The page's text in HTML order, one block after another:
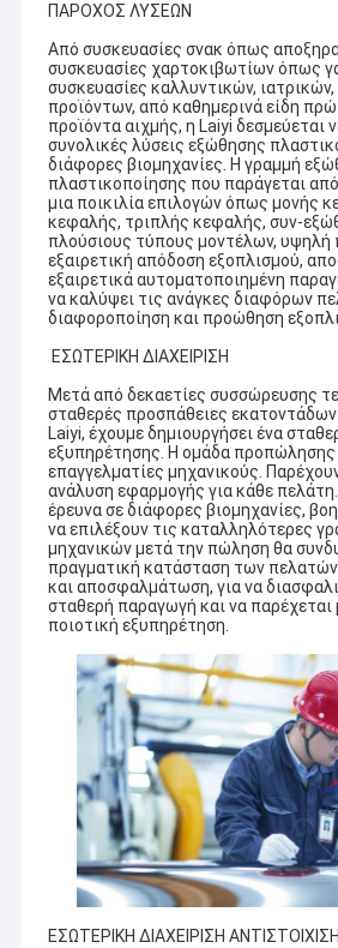
ΠΑΡΟΧΟΣ ΛΥΣΕΩΝ
Από συσκευασίες σνακ όπως
συσκευασίες χαρτοκιβωτίων όπως
συσκευασίες καλλυντικών,
προϊόντων, από καθημερινά είδη
προϊόντα αιχμής, η Laiyi δεσμεύεται
συνολικές λύσεις εξώθησης
διάφορες βιομηχανίες. Η γραμμή
πλαστικοποίησης που παράγεται
μια ποικιλία επιλογών όπως μονής
κεφαλής, τριπλής κεφαλής, συν-
πλούσιους τύπους μοντέλων, υψηλή
εξαιρετική απόδοση εξοπλισμού,
εξαιρετικά αυτοματοποιημένη
να καλύψει τις ανάγκες διαφόρων
διαφοροποίηση και προώθηση
ΕΣΩΤΕΡΙΚΗ ΔΙΑΧΕΙΡΙΣΗ
Μετά από δεκαετίες συσσώρευσης
σταθερές προσπάθειες
Laiyi, έχουμε δημιουργήσει ένα
εξυπηρέτησης. Η ομάδα προπώλησης
επαγγελματίες μηχανικούς.
ανάλυση εφαρμογής για κάθε
έρευνα σε διάφορες βιομηχανίες,
να επιλέξουν τις καταλληλότερες
μηχανικών μετά την πώληση θα
πραγματική κατάσταση των
και αποσφαλμάτωση, για να
σταθερή παραγωγή και να παρέχεται
ποιοτική εξυπηρέτηση.
ΕΣΩΤΕΡΙΚΗ ΔΙΑΧΕΙΡΙΣΗ ΑΝΤΙΣΤΟΙΧΙΣΗ